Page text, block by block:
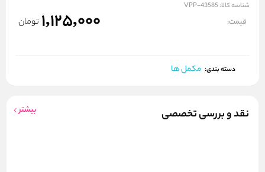
شناسه کالا: VPP-43585
قیمت: 1,125,000 تومان
دسته بندی: مکمل ها
نقد و بررسی تخصصی بیشتر